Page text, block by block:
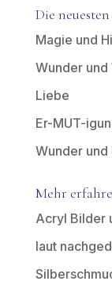
Die
Magie und
Wunder und
Liebe
Er-MUT-
Wunder und
Mehr
Acryl Bilder
laut